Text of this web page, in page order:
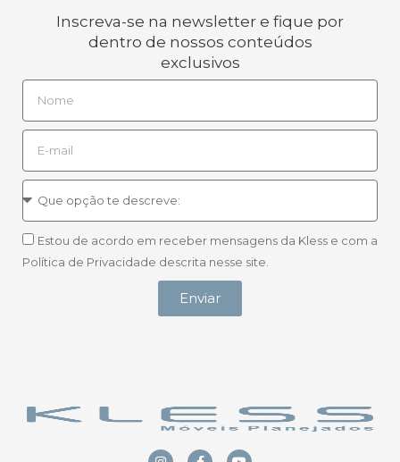
Inscreva-se na newsletter e fique por
dentro de nossos conteúdos
exclusivos
Estou de acordo em receber mensagens da Kless e com a
Política de Privacidade descrita nesse site.
Enviar